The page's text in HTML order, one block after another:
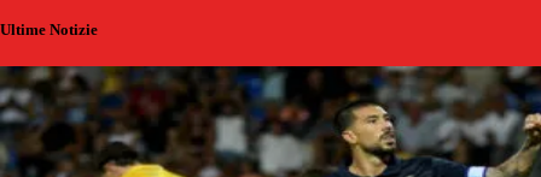
Ultime Notizie